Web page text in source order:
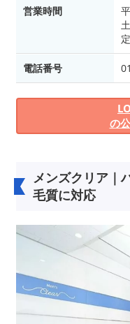
営業時間
電話番号
の
メンズクリア｜
毛質に対応